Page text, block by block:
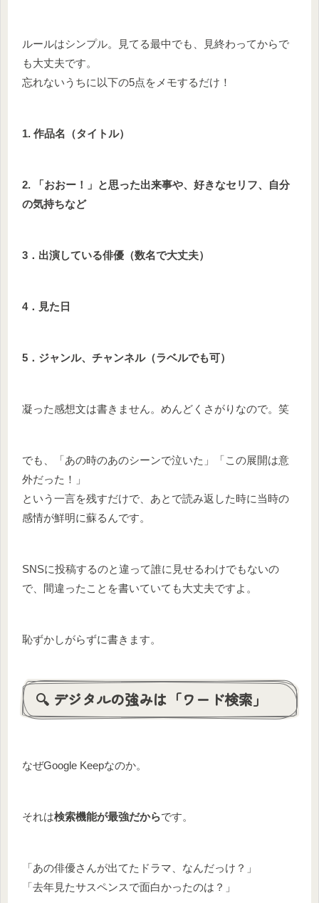
ルールはシンプル。見てる最中でも、見終わってからで
も大丈夫です。
忘れないうちに以下の5点をメモするだけ！
1. 作品名（タイトル）
2.
「おおー！」と思った出来事や、好きなセリフ、自分
の気持ちなど
3．出演している俳優（数名で大丈夫）
4．見た日
5．ジャンル、チャンネル（ラベルでも可）
凝った感想文は書きません。めんどくさがりなので。笑
でも、「あの時のあのシーンで泣いた」「この展開は意
外だった！」
という一言を残すだけで、あとで読み返した時に当時の
感情が鮮明に蘇るんです。
SNSに投稿するのと違って誰に見せるわけでもないの
で、間違ったことを書いていても大丈夫ですよ。
恥ずかしがらずに書きます。
🔍 デジタルの強みは「ワード検索」
なぜGoogle Keepなのか。
それは検索機能が最強だからです。
「あの俳優さんが出てたドラマ、なんだっけ？」
「去年見たサスペンスで面白かったのは？」